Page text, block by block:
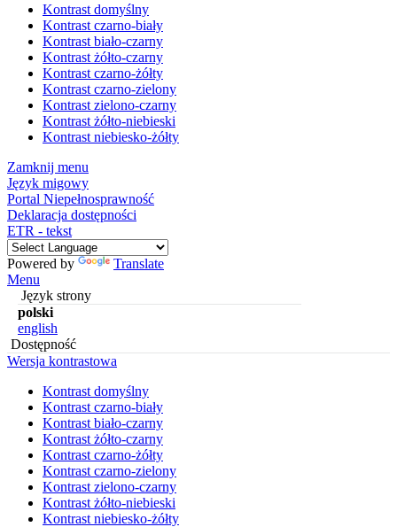
Kontrast domyślny
Kontrast czarno-biały
Kontrast biało-czarny
Kontrast żółto-czarny
Kontrast czarno-żółty
Kontrast czarno-zielony
Kontrast zielono-czarny
Kontrast żółto-niebieski
Kontrast niebiesko-żółty
Zamknij menu
Język migowy
Portal Niepełnosprawność
Deklaracja dostępności
ETR - tekst
Powered by
Translate
Menu
Język strony
polski
english
Dostępność
Wersja kontrastowa
Kontrast domyślny
Kontrast czarno-biały
Kontrast biało-czarny
Kontrast żółto-czarny
Kontrast czarno-żółty
Kontrast czarno-zielony
Kontrast zielono-czarny
Kontrast żółto-niebieski
Kontrast niebiesko-żółty